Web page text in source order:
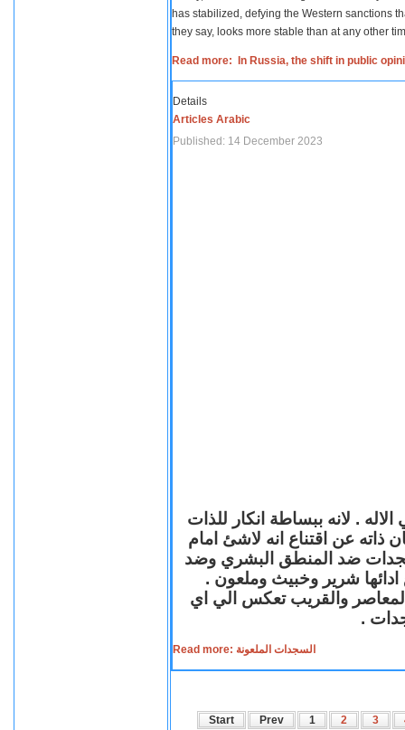
has stabilized, defying the Western sanctions
they say, looks more stable than at any other
Read more: In Russia, the shift in public
Details
Articles Arabic
Published: 14 December 2023
. لانه ببساطة انكار للذات
ذاته عن اقتناع انه لاشئ امام
ضد المنطق البشري وضد
ادائها شرير وخبيث وملعون .
المعاصر والقريب تعكس الي اي
.
Read more: السجدات الملعونة
Start Prev 1 2 3